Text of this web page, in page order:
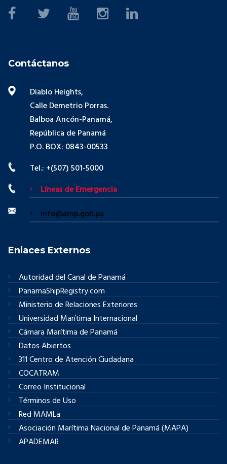
Contáctanos
Diablo Heights,
Calle Demetrio Porras.
Balboa Ancón-Panamá,
República de Panamá
P.O. BOX: 0843-00533
Tel.: +(507) 501-5000
Líneas de Emergencia
info@amp.gob.pa
Enlaces Externos
Autoridad del Canal de Panamá
PanamaShipRegistry.com
Ministerio de Relaciones Exteriores
Universidad Marítima Internacional
Cámara Marítima de Panamá
Datos Abiertos
311 Centro de Atención Ciudadana
COCATRAM
Correo Institucional
Términos de Uso
Red MAMLa
Asociación Marítima Nacional de Panamá (MAPA)
APADEMAR